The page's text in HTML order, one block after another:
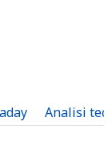
Analisi